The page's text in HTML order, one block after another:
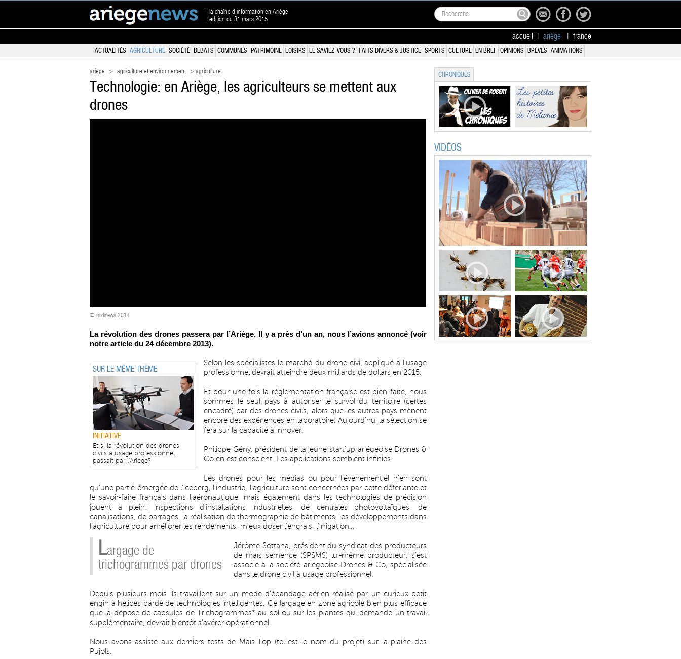
la chaîne d'information en Ariège
édition du 31 mars 2015
accueil ariège france
ACTUALITÉS AGRICULTURE SOCIÉTÉ DÉBATS COMMUNES PATRIMOINE LOISIRS LE SAVIEZ-VOUS ? FAITS DIVERS & JUSTICE SPORTS CULTURE EN BREF OPINIONS BRÈVES ANIMATIONS
ariège > agriculture et environnement > agriculture
Technologie: en Ariège, les agriculteurs se mettent aux
drones
© midinews 2014
SUR LE MÊME THÈME
INITIATIVE
Et si la révolution des drones
civils à usage professionnel
passait par l'Ariège?
La révolution des drones passera par l’Ariège. Il y a près d’un an, nous l’avions annoncé (voir
notre article du 24 décembre 2013).
Selon les spécialistes le marché du drone civil appliqué à l’usage
professionnel devrait atteindre deux milliards de dollars en 2015.
Et pour une fois la réglementation française est bien faite, nous
sommes le seul pays à autoriser le survol du territoire (certes
encadré) par des drones civils, alors que les autres pays mènent
encore des expériences en laboratoire. Aujourd’hui la sélection se
fera sur la capacité à innover.
Philippe Gény, président de la jeune start’up ariégeoise Drones &
Co en est conscient. Les applications semblent infinies.
Les drones pour les médias ou pour l’évènementiel n’en sont
qu’une partie émergée de l’iceberg, l’industrie, l’agriculture sont concernées par cette déferlante et
le savoir-faire français dans l’aéronautique, mais également dans les technologies de précision
jouent à plein: inspections d’installations industrielles, de centrales photovoltaïques, de
canalisations, de barrages, la réalisation de thermographie de bâtiments, les développements dans
l’agriculture pour améliorer les rendements, mieux doser l’engrais, l’irrigation…
Largage de
trichogrammes par drones
Jérôme Sottana, président du syndicat des producteurs
de maïs semence (SPSMS) lui-même producteur, s’est
associé à la société ariégeoise Drones & Co, spécialisée
dans le drone civil à usage professionnel.
Depuis plusieurs mois ils travaillent sur un mode d’épandage aérien réalisé par un curieux petit
engin à hélices bardé de technologies intelligentes. Ce largage en zone agricole bien plus efficace
que la dépose de capsules de Trichogrammes* au sol ou sur les plantes qui demande un travail
supplémentaire, devrait bientôt s’avérer opérationnel.
Nous avons assisté aux derniers tests de Maïs-Top (tel est le nom du projet) sur la plaine des
Pujols.
CHRONIQUES
VIDÉOS